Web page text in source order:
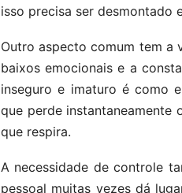
isso precisa ser desmontado
Outro aspecto comum tem
baixos emocionais e a
inseguro e imaturo é como
que perde instantaneamente
que respira.
A necessidade de controle
pessoal muitas vezes dá